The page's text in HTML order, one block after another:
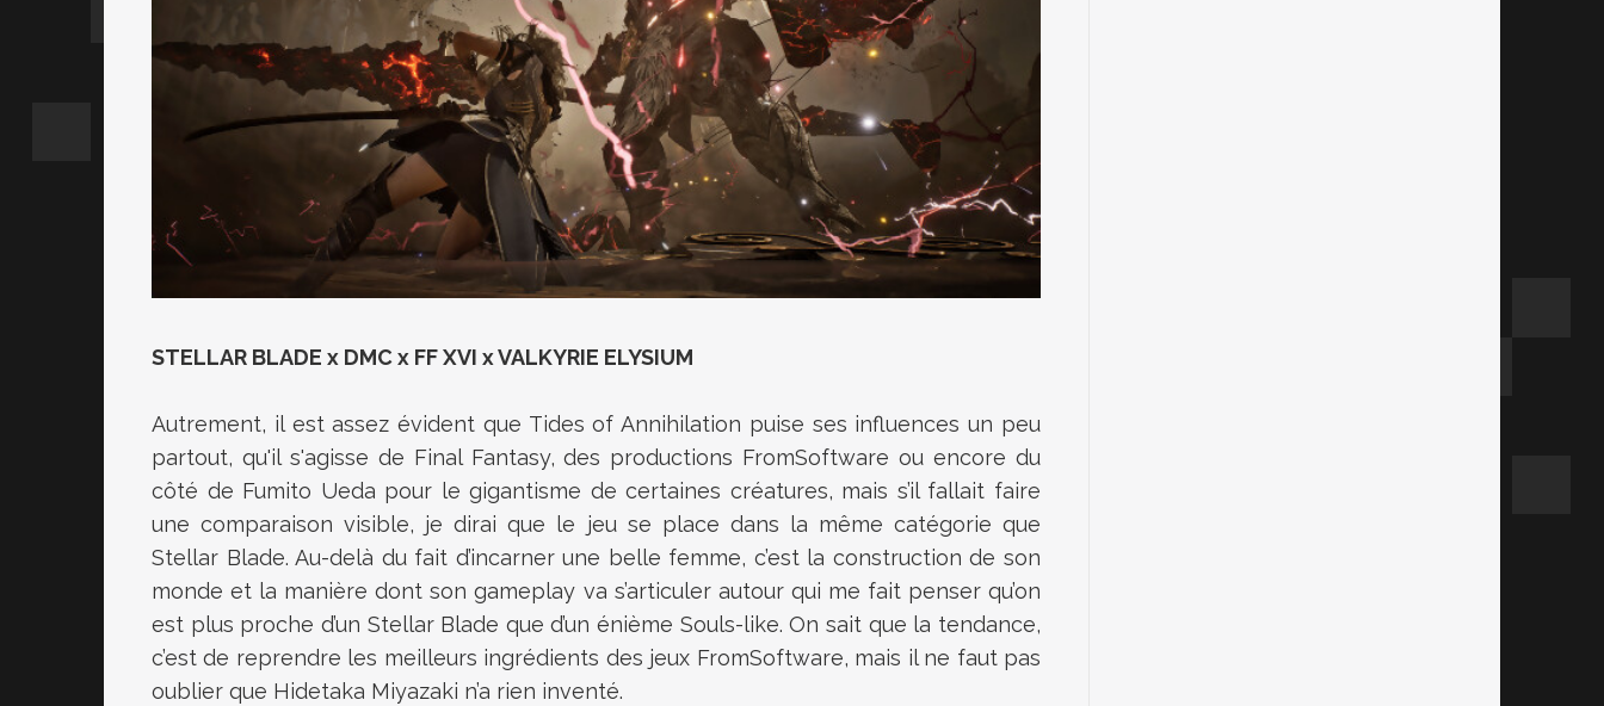
STELLAR BLADE x DMC x FF XVI x VALKYRIE ELYSIUM
Autrement, il est assez évident que Tides of Annihilation puise ses influences un peu
partout, qu'il s'agisse de Final Fantasy, des productions FromSoftware ou encore du
côté de Fumito Ueda pour le gigantisme de certaines créatures, mais s’il fallait faire
une comparaison visible, je dirai que le jeu se place dans la même catégorie que
Stellar Blade. Au-delà du fait d’incarner une belle femme, c’est la construction de son
monde et la manière dont son gameplay va s’articuler autour qui me fait penser qu’on
est plus proche d’un Stellar Blade que d’un énième Souls-like. On sait que la tendance,
c’est de reprendre les meilleurs ingrédients des jeux FromSoftware, mais il ne faut pas
oublier que Hidetaka Miyazaki n’a rien inventé.